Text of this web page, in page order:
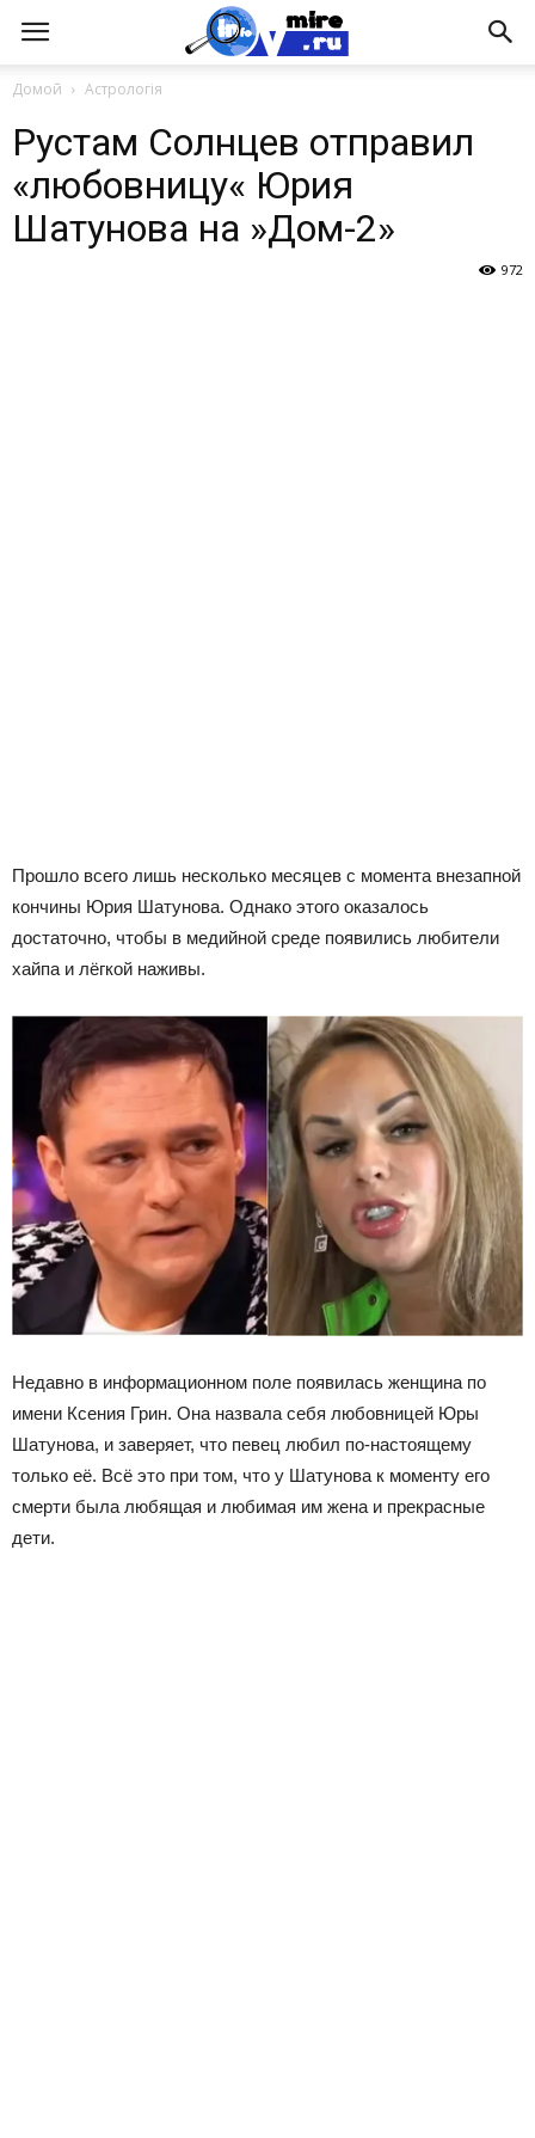
Домой Астрологія
Рустам Солнцев отправил
«любовницу« Юрия
Шатунова на »Дом-2»
972
Прошло всего лишь несколько месяцев с момента внезапной
кончины Юрия Шатунова. Однако этого оказалось
достаточно, чтобы в медийной среде появились любители
хайпа и лёгкой наживы.
Недавно в информационном поле появилась женщина по
имени Ксения Грин. Она назвала себя любовницей Юры
Шатунова, и заверяет, что певец любил по-настоящему
только её. Всё это при том, что у Шатунова к моменту его
смерти была любящая и любимая им жена и прекрасные
дети.